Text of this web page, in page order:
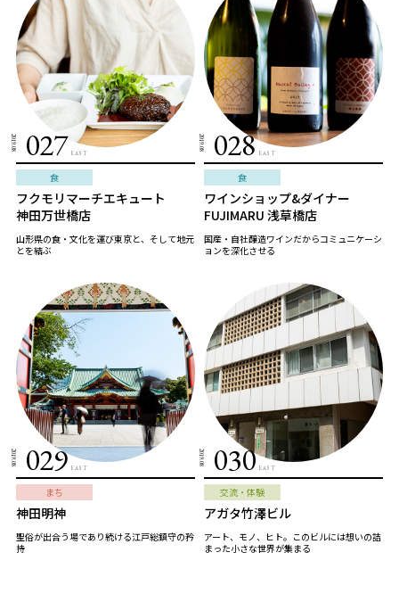
2019.08 027 EAST
食
フクモリマーチエキュート
神田万世橋店
山形県の食・文化を運び東京と、そして地元
とを結ぶ
2019.08 028 EAST
食
ワインショップ&ダイナー
FUJIMARU 浅草橋店
国産・自社醸造ワインだからコミュニケーシ
ョンを深化させる
2019.08 029 EAST
まち
神田明神
聖俗が出合う場であり続ける江戸総鎮守の矜
持
2019.08 030 EAST
交流・体験
アガタ竹澤ビル
アート、モノ、ヒト。このビルには想いの詰
まった小さな世界が集まる